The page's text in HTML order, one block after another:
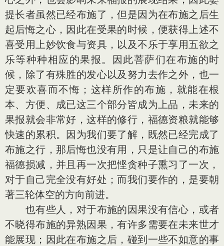
提长者虽然已经布施了，但是因为在布施之后生
起后悔之心，因此在受果的时候，便获得上述不
喜受用上妙饮食与资具，以及不乐于享用五欲之
乐等种种相应的果报。因此菩萨们在布施的时
候，除了有殊胜的发心以及努力去作之外，也一
定要欢喜而不悔；这样所作的布施，就能在根
本、方便、成已这三个部分皆成为上品，未来的
果报就会非常好，这样的修行，福德资粮就能够
快速的累积。因为我们要了解，既然已经完成了
布施之行，那后悔也没有用，只是让自己的布施
福德损减，并且再一次把悭贪种子熏习了一次，
对于自己完全没有好处；而我们要作的，是要朝
著三轮体空的方向前进。
也有些人，对于布施的因果没有信心，或者
不晓得布施的异熟因果，有许多需要在未来世才
能展现；因此在布施之后，碰到一些不如意的事